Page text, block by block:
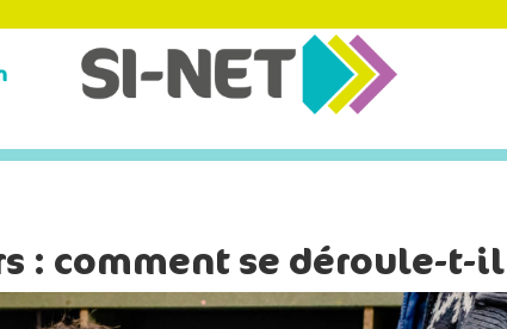
: comment se déroule-t-il